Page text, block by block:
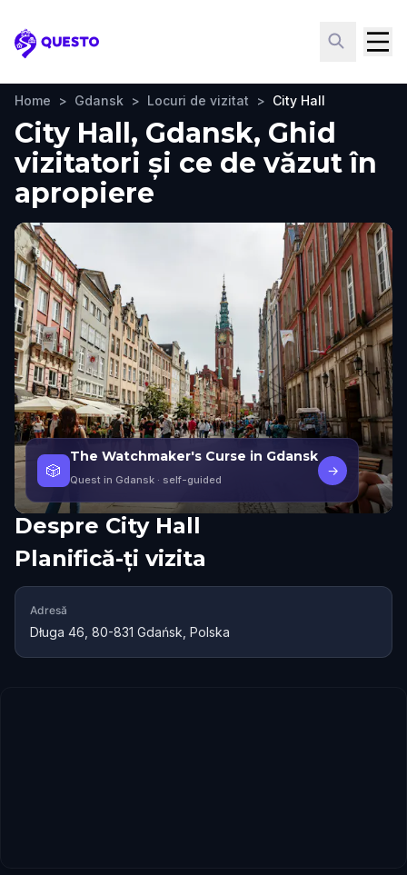
Questo
Home > Gdansk > Locuri de vizitat > City Hall
City Hall, Gdansk, Ghid
vizitatori și ce de văzut în
apropiere
🎲
The Watchmaker's Curse in Gdansk
Quest in Gdansk · self-guided
→
Despre City Hall
Planifică-ți vizita
Adresă
Długa 46, 80-831 Gdańsk, Polska